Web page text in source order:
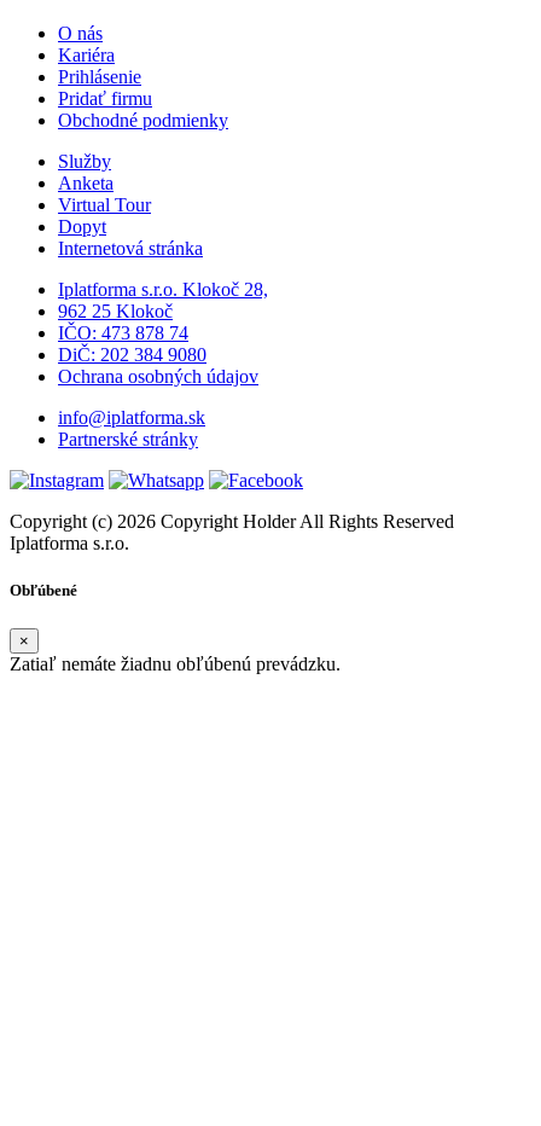
O nás
Kariéra
Prihlásenie
Pridať firmu
Obchodné podmienky
Služby
Anketa
Virtual Tour
Dopyt
Internetová stránka
Iplatforma s.r.o. Klokoč 28,
962 25 Klokoč
IČO: 473 878 74
DiČ: 202 384 9080
Ochrana osobných údajov
info@iplatforma.sk
Partnerské stránky
Copyright (c) 2026 Copyright Holder All Rights Reserved
Iplatforma s.r.o.
Obľúbené
×
Zatiaľ nemáte žiadnu obľúbenú prevádzku.